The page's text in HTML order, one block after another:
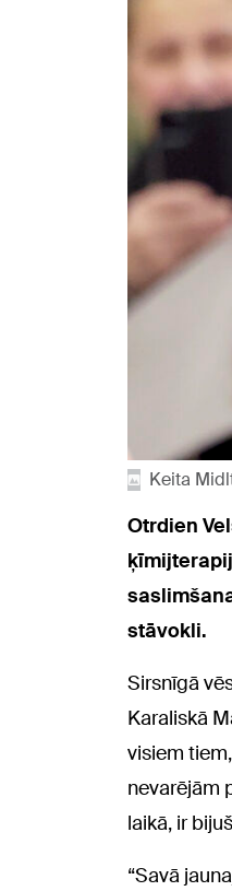
Keita
Otrdien
stāvokli.
Sirsnīgā
Karaliskā
visiem
nevarējām
laikā, ir
“Savā